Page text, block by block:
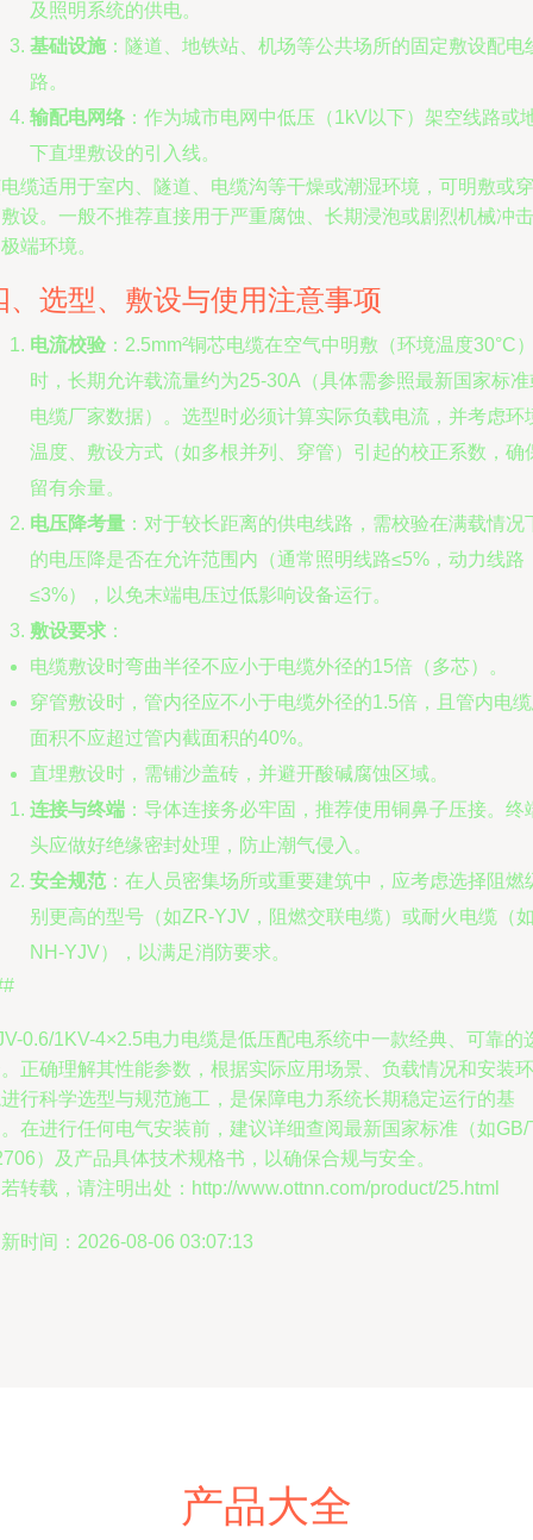
及照明系统的供电。
基础设施：隧道、地铁站、机场等公共场所的固定敷设配电
路。
输配电网络 ：作为城市电网中低压（1kV以下）架空线路或
下直埋敷设的引入线。
缆适用于室内、隧道、电缆沟等干燥或潮湿环境，可明敷或穿
设。一般不推荐直接用于严重腐蚀、长期浸泡或剧烈机械冲击
端环境。
、选型、敷设与使用注意事项
电流校验 ：2.5mm²铜芯电缆在空气中明敷（环境温度30°C
时，长期允许载流量约为25-30A（具体需参照最新国家标准
电缆厂家数据）。选型时必须计算实际负载电流，并考虑环
温度、敷设方式（如多根并列、穿管）引起的校正系数，确
留有余量。
电压降考量 ：对于较长距离的供电线路，需校验在满载情况
的电压降是否在允许范围内（通常照明线路≤5%，动力线路
≤3%），以免末端电压过低影响设备运行。
敷设要求 ：
电缆敷设时弯曲半径不应小于电缆外径的15倍（多芯）。
穿管敷设时，管内径应不小于电缆外径的1.5倍，且管内电
面积不应超过管内截面积的40%。
直埋敷设时，需铺沙盖砖，并避开酸碱腐蚀区域。
连接与终端 ：导体连接务必牢固，推荐使用铜鼻子压接。终
头应做好绝缘密封处理，防止潮气侵入。
安全规范 ：在人员密集场所或重要建筑中，应考虑选择阻燃
别更高的型号（如ZR-YJV，阻燃交联电缆）或耐火电缆（
NH-YJV），以满足消防要求。
0.6/1KV-4×2.5电力电缆是低压配电系统中一款经典、可靠的
正确理解其性能参数，根据实际应用场景、负载情况和安装环
行科学选型与规范施工，是保障电力系统长期稳定运行的基
在进行任何电气安装前，建议详细查阅最新国家标准（如GB/
）及产品具体技术规格书，以确保合规与安全。
转载，请注明出处：http://www.ottnn.com/product/25.html
时间：2026-08-06 03:07:13
产品大全